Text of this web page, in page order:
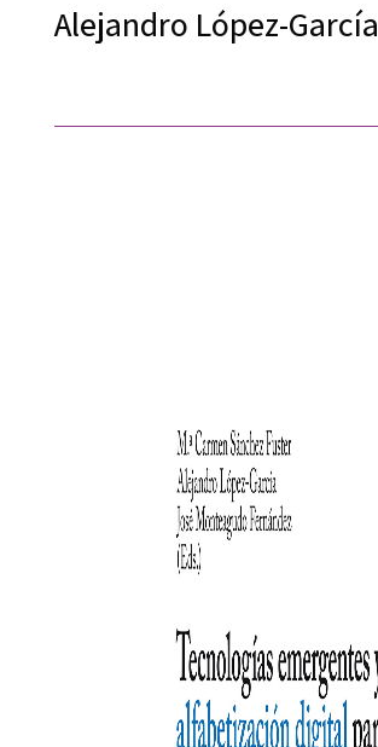
Alejandro López-García